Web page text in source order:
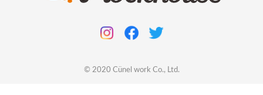
© 2020 Cünel work Co., Ltd.